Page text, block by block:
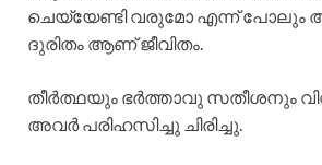
ചെയ്യേണ്ടി വരുമോ എന്ന് പോലും
ദുരിതം ആണ് ജീവിതം.
തീർത്ഥയും ഭർത്താവു സതീശനും
അവർ പരിഹസിച്ചു ചിരിച്ചു.